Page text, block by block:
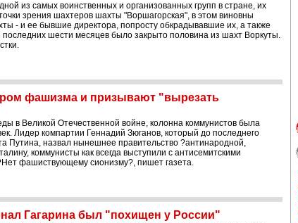
из самых воинственных и организованных групп в стране, их
зрения шахтеров шахты "Воршагорская", в этом виновны
- и ее бывшие директора, попросту обкрадывавшие их, а также
шести месяцев было закрыто половина из шахт Воркуты.
фашизма и призывают "вырезать
в Великой Отечественной войне, колонна коммунистов была
Лидер компартии Геннадий Зюганов, который до последнего
Путина, назвал нынешнее правительство ?антинародной,
коммунисты как всегда выступили с антисемитскими
фашиствующему сионизму?, пишет газета.
Гагарина был "похищен у России"